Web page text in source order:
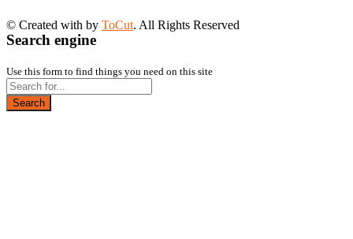
© Created with by ToCut. All Rights Reserved
Search engine
Use this form to find things you need on this site
Search